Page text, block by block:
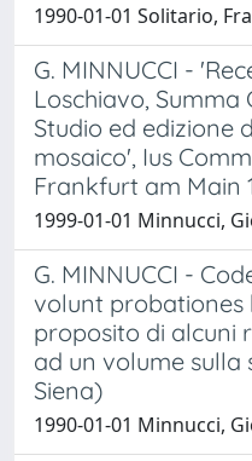
1990-01-01 Solitario,
G. MINNUCCI -
Loschiavo, Summa
Studio ed edizione
mosaico', Ius
Frankfurt am Main
1999-01-01 Minnucci,
G. MINNUCCI -
volunt probationes
proposito di alcuni
ad un volume sulla
Siena)
1990-01-01 Minnucci,